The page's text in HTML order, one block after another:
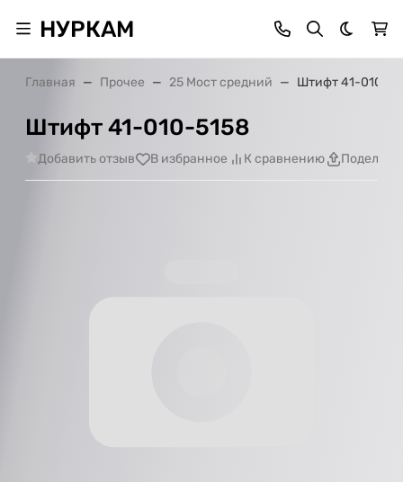
НУРКАМ Темная
Главная Прочее 25 Мост средний Штифт 41-010-
Штифт 41-010-5158
Добавить отзыв В избранное К сравнению